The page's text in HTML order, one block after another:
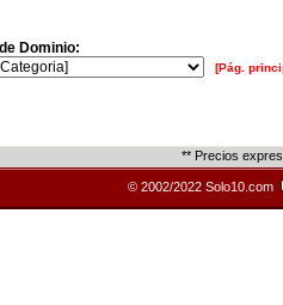
Dominio:
[Pág.
** Precios
© 2002/2022 Solo10.com